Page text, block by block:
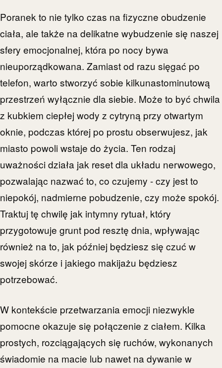
Poranek to nie tylko czas na fizyczne obudzenie
ciała, ale także na delikatne wybudzenie się naszej
sfery emocjonalnej, która po nocy bywa
nieuporządkowana. Zamiast od razu sięgać po
telefon, warto stworzyć sobie kilkunastominutową
przestrzeń wyłącznie dla siebie. Może to być chwila
z kubkiem ciepłej wody z cytryną przy otwartym
oknie, podczas której po prostu obserwujesz, jak
miasto powoli wstaje do życia. Ten rodzaj
uważności działa jak reset dla układu nerwowego,
pozwalając nazwać to, co czujemy - czy jest to
niepokój, nadmierne pobudzenie, czy może spokój.
Traktuj tę chwilę jak intymny rytuał, który
przygotowuje grunt pod resztę dnia, wpływając
również na to, jak później będziesz się czuć w
swojej skórze i jakiego makijażu będziesz
potrzebować.
W kontekście przetwarzania emocji niezwykle
pomocne okazuje się połączenie z ciałem. Kilka
prostych, rozciągających się ruchów, wykonanych
świadomie na macie lub nawet na dywanie w